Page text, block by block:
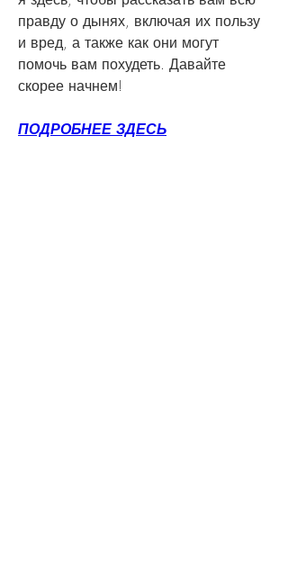
правду о дынях, включая их пользу
и вред, а также как они могут
помочь вам похудеть. Давайте
скорее начнем!
ПОДРОБНЕЕ ЗДЕСЬ